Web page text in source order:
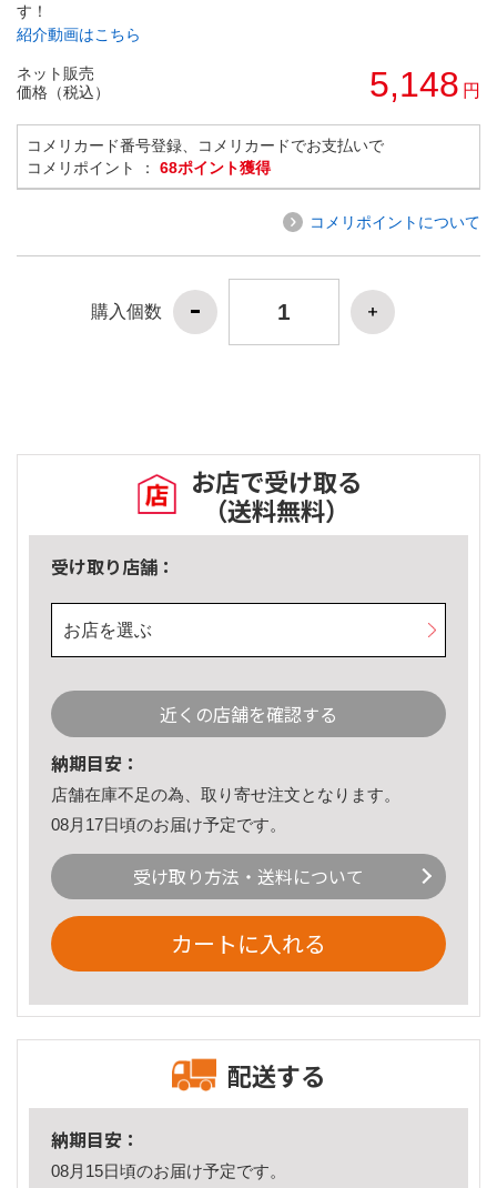
す！
紹介動画はこちら
ネット販売
価格（税込）
5,148 円
コメリカード番号登録、コメリカードでお支払いで
コメリポイント ： 68ポイント獲得
コメリポイントについて
購入個数
お店で受け取る
（送料無料）
受け取り店舗：
お店を選ぶ
近くの店舗を確認する
納期目安：
店舗在庫不足の為、取り寄せ注文となります。
08月17日頃のお届け予定です。
受け取り方法・送料について
カートに入れる
配送する
納期目安：
08月15日頃のお届け予定です。